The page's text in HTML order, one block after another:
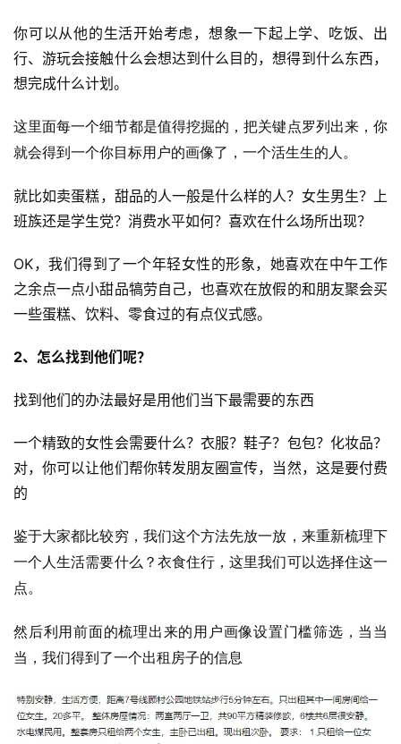
首
页
行
业
讯
你可以从他的生活开始考虑，想象一下起上学、吃饭、出
行、游玩会接触什么会想达到什么目的，想得到什么东西​，
想完成什么计划。
这里面每一个细节都是值得挖掘的，把关键点罗列出来，你
就会得到一个你目标用户的画像了，一个活生生的人。
就​比如卖蛋糕，甜品的人一般是什么样的人？女生​男生？上
班族还是学生党​？消费水平如何？喜欢在什么场所出现？
OK，我们得到了一个年轻女性的形象，她喜欢在中午工作
之余点一点小甜品犒劳自己，也喜欢在放假的和朋友聚会买
一些蛋糕、饮料、零食过的有点仪式感​。
2、怎么找到他们呢？
找到他们的办法最好是用他们当下最需要的东西
一个精致的女性会需要什么？衣服​？鞋子​？包包？化妆品？
对，你可以让他们帮你转发朋友圈宣传，当然，这是要付费
的
鉴于大家都比较穷，我们这个方法先放一放，来重新梳理下
一个人生活需要什么​？衣食住行，这里我们可以选择住这一
点​。
然后利用前面的梳理出来的用户画像设置门槛筛选，当当
当，我们得到了一个出租房子的信息